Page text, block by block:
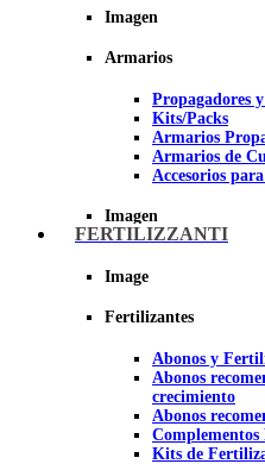
Papel
Imagen
Armarios
Propagadores
Kits/Packs
Armarios
Armarios de
Accesorios
Imagen
FERTILIZZANTI
Image
Fertilizantes
Abonos y
Abonos
crecimiento
Abonos
Complementos
Kits de